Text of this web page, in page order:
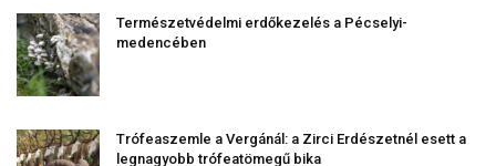
Természetvédelmi erdőkezelés a Pécselyi-
medencében
Trófeaszemle a Vergánál: a Zirci Erdészetnél esett a
legnagyobb trófeatömegű bika